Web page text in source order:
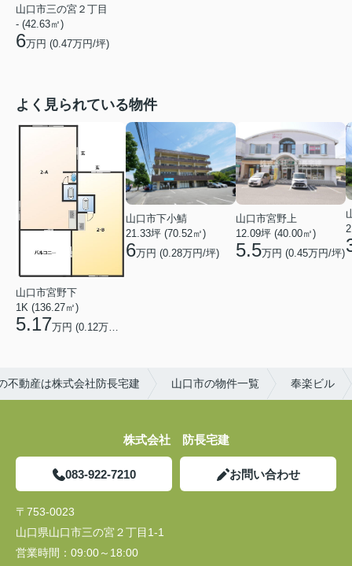
山口市三の宮２丁目
- (42.63㎡)
6万円 (0.47万円/坪)
よく見られている物件
山口市宮野下
1K (136.27㎡)
5.17万円 (0.12万円/坪)
山口市下小鯖
21.33坪 (70.52㎡)
6万円 (0.28万円/坪)
山口市宮野上
12.09坪 (40.00㎡)
5.5万円 (0.45万円/坪)
不動産は株式会社防長宅建 山口市の物件一覧 奉楽ビル
株式会社 防長宅建
083-922-7210 お問い合わせ
〒753-0023
山口県山口市三の宮２丁目1-1
営業時間： 09:00～18:00